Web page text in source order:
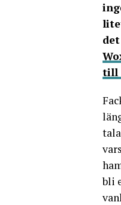
till
bli